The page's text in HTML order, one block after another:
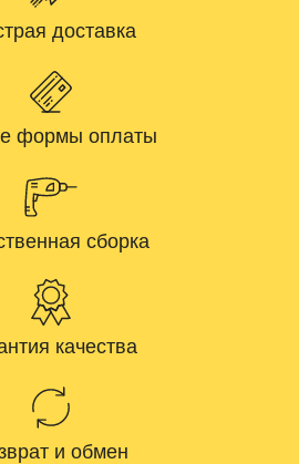
доставка
формы оплаты
сборка
качества
и обмен